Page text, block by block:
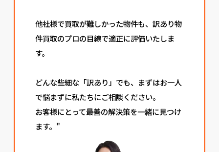
他社様で買取が難しかった物件も、訳あり物
件買取のプロの目線で適正に評価いたしま
す。
どんな些細な「訳あり」でも、まずはお一人
で悩まずに私たちにご相談ください。
お客様にとって最善の解決策を一緒に見つけ
ます。"